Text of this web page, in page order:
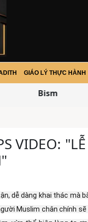
GIÁO LÝ THỰC HÀNH
Bismillah-ir
VIDEO:
dễ dàng khai thác mà
Muslim chân chính